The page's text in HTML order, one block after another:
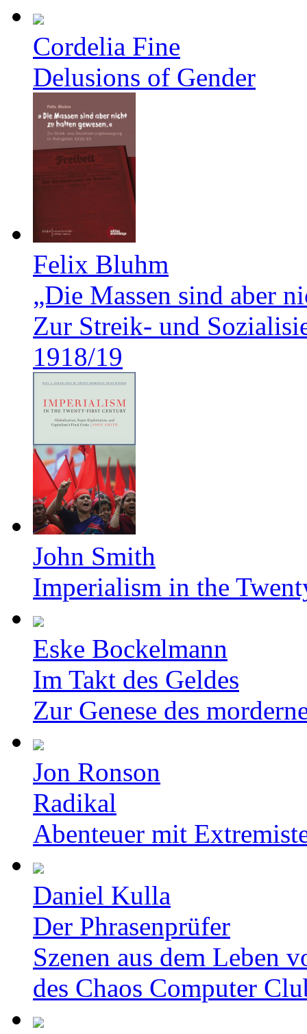
Cordelia Fine
Delusions of Gender
Felix Bluhm
„Die Massen sind aber
Zur Streik- und
1918/19
John Smith
Imperialism in the
Eske Bockelmann
Im Takt des Geldes
Zur Genese des
Jon Ronson
Radikal
Abenteuer mit
Daniel Kulla
Der Phrasenprüfer
Szenen aus dem Leben
des Chaos Computer